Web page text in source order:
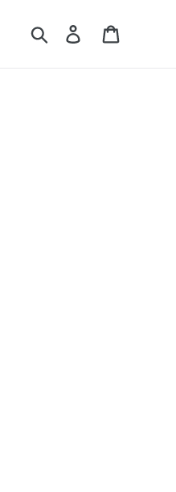
Suchen Einloggen